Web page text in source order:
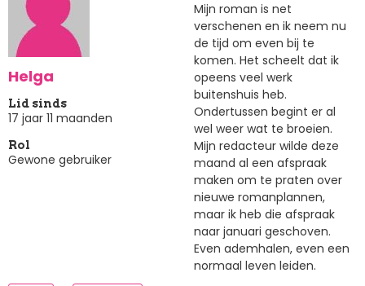
Helga
Lid sinds
17 jaar 11 maanden
Rol
Gewone gebruiker
Mijn roman is net
verschenen en ik neem nu
de tijd om even bij te
komen. Het scheelt dat ik
opeens veel werk
buitenshuis heb.
Ondertussen begint er al
wel weer wat te broeien.
Mijn redacteur wilde deze
maand al een afspraak
maken om te praten over
nieuwe romanplannen,
maar ik heb die afspraak
naar januari geschoven.
Even ademhalen, even een
normaal leven leiden.